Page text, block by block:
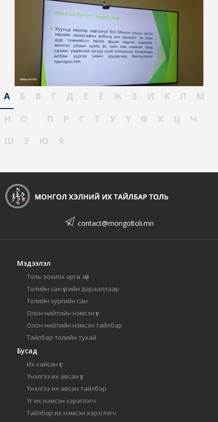
А Б В Г Д Е Ё Ж З И К Л
М
Н
О П Р С Т У Ү Ф Х Ц
Ч
Ш
Э Ю Я
contact@mongoltoli.mn
Мэдээлэл
Толь зохиох арга зүй
Толийн сан үсгийн дарааллаар
Толийн зургийн сан
Олон нийтийн нэмсэн үг
Олон нийтийн нэмсэн тайлбар
Тайлбар толийн тухай
Бусад
Их хайсан үг
Үнэлгээ их авсан үг
Үнэлгээ их авсан тайлбар
Үг их нэмсэн хэрэглэгч
Тайлбар их нэмсэн хэрэглэгч